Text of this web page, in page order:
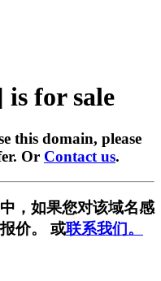
is for sale
this domain, please
Or Contact us.
，如果您对该域名感
价。 或联系我们。